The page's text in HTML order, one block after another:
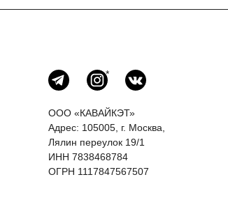
*
ООО «КАВАЙКЭТ»
Адрес: 105005, г. Москва,
Лялин переулок 19/1
ИНН 7838468784
ОГРН 1117847567507